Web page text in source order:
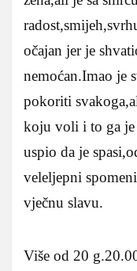
očajan jer je
nemoćan.Imao je
pokoriti
koju voli i to ga
uspio da je
veleljepni
vječnu slavu.
Više od 20